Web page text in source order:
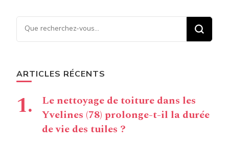
Vous recherchiez quelque
chose ?
ARTICLES RÉCENTS
Le nettoyage de toiture dans les
Yvelines (78) prolonge-t-il la durée
de vie des tuiles ?